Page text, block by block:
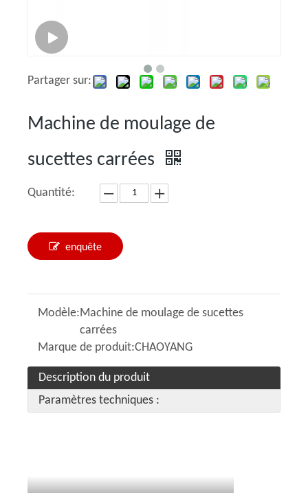
Partager sur:
Machine de moulage de
sucettes carrées
Quantité:
enquête
Modèle:Machine de moulage de sucettes
carrées
Marque de produit:CHAOYANG
Description du produit
Paramètres techniques :